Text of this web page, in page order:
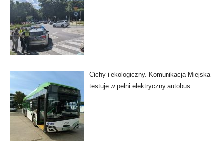
Cichy i ekologiczny. Komunikacja Miejska
testuje w pełni elektryczny autobus